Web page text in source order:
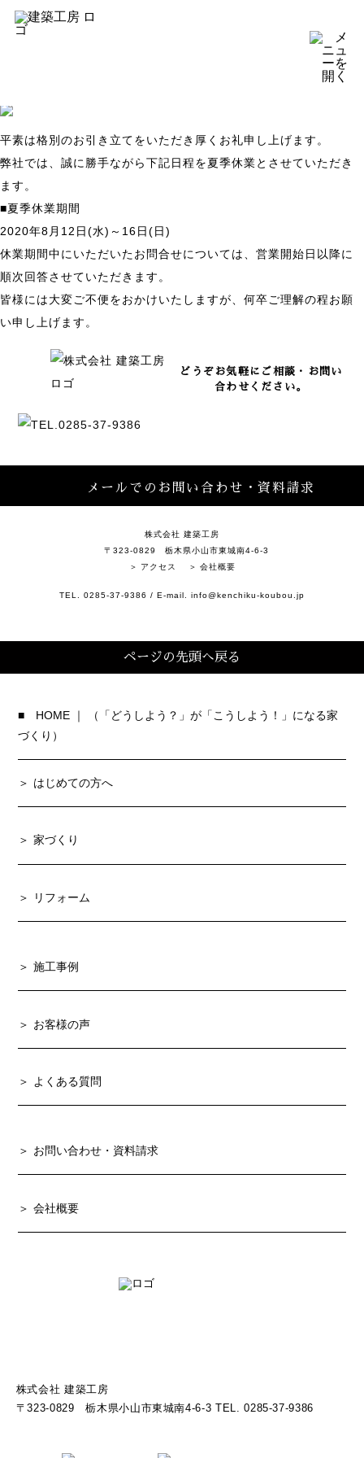
HOME
平素は格別のお引き立てをいただき厚くお礼申し上げます。
弊社では、誠に勝手ながら下記日程を夏季休業とさせていただき
ます。
■夏季休業期間
2020年8月12日(水)～16日(日)
休業期間中にいただいたお問合せについては、営業開始日以降に
順次回答させていただきます。
皆様には大変ご不便をおかけいたしますが、何卒ご理解の程お願
い申し上げます。
どうぞお気軽にご相談・お問い
合わせください。
メールでのお問い合わせ・資料請求
株式会社 建築工房
〒323-0829 栃木県小山市東城南4-6-3
アクセス
会社概要
TEL. 0285-37-9386 / E-mail. info@kenchiku-koubou.jp
ページの先頭へ戻る
■ HOME ｜ （「どうしよう？」が「こうしよう！」になる家
づくり）
はじめての方へ
家づくり
リフォーム
施工事例
お客様の声
よくある質問
お問い合わせ・資料請求
会社概要
株式会社 建築工房
〒323-0829 栃木県小山市東城南4-6-3 TEL. 0285-37-9386